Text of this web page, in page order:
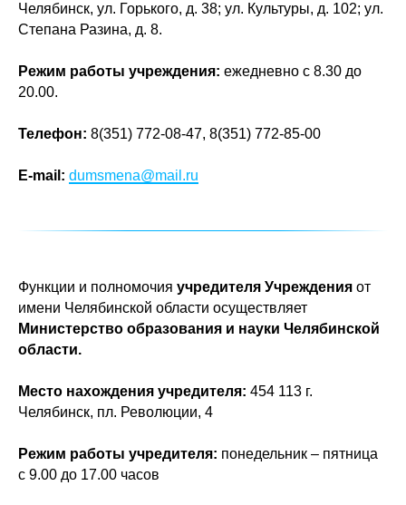
Челябинск, ул. Горького, д. 38; ул. Культуры, д. 102; ул.
Степана Разина, д. 8.
Режим работы учреждения: ежедневно с 8.30 до
20.00.
Телефон: 8(351) 772-08-47, 8(351) 772-85-00
E-mail: dumsmena@mail.ru
Функции и полномочия учредителя Учреждения от
имени Челябинской области осуществляет
Министерство образования и науки Челябинской
области.
Место нахождения учредителя: 454 113 г.
Челябинск, пл. Революции, 4
Режим работы учредителя: понедельник – пятница
с 9.00 до 17.00 часов